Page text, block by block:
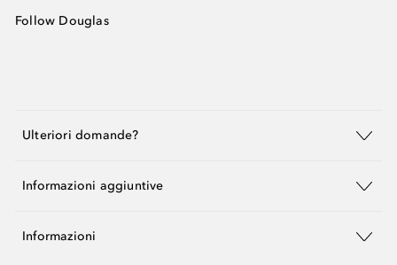
Follow Douglas
Ulteriori domande?
Informazioni aggiuntive
Informazioni